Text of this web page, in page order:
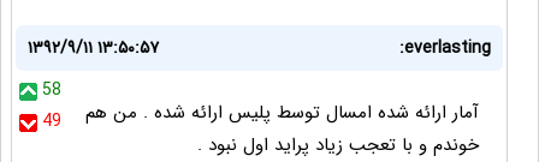
everlasting:
۱۳۹۲/۹/۱۱ ۱۳:۵۰:۵۷
58
49
آمار ارائه شده امسال توسط پلیس ارائه شده . من هم
خوندم و با تعجب زیاد پراید اول نبود .